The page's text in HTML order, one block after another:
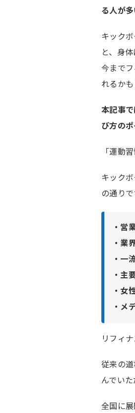
る人が多
キック
と、身
今まで
れるかも
本記事
び方のポ
「運動
キックボ
の通りで
・営
・業
・一
・主
・女
・メ
リフィ
従来の
んでい
全国に